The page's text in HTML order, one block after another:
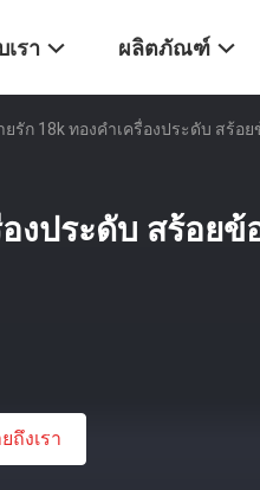
เรา ผลิตภัณฑ์
ยรัก 18k ทองคําเครื่องประดับ สร้อ
งประดับ สร้อยข้
ถึงเรา